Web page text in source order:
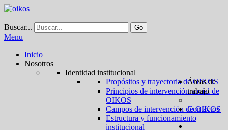
Buscar... Go
Menu
Inicio
Nosotros
Identidad institucional
Propósitos y trayectoria de OIKOS
Principios de intervención social de
OIKOS
Campos de intervención de OIKOS
Estructura y funcionamiento
institucional
Áreas de
trabajo
Contactos